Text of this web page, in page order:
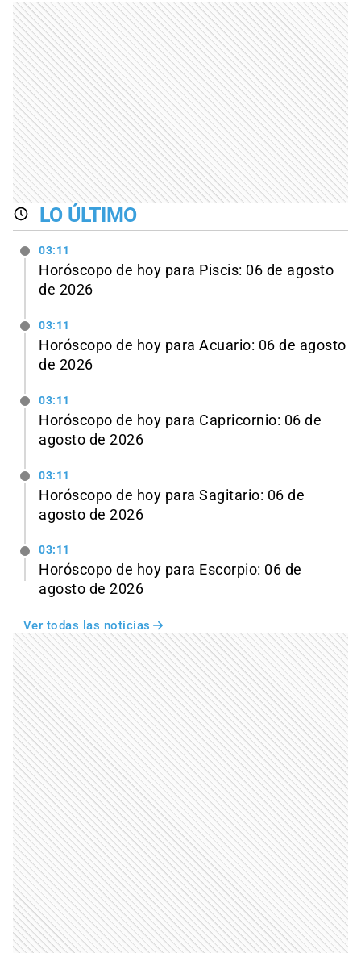
LO ÚLTIMO
03:11
Horóscopo de hoy para Piscis: 06 de agosto
de 2026
03:11
Horóscopo de hoy para Acuario: 06 de agosto
de 2026
03:11
Horóscopo de hoy para Capricornio: 06 de
agosto de 2026
03:11
Horóscopo de hoy para Sagitario: 06 de
agosto de 2026
03:11
Horóscopo de hoy para Escorpio: 06 de
agosto de 2026
Ver todas las noticias